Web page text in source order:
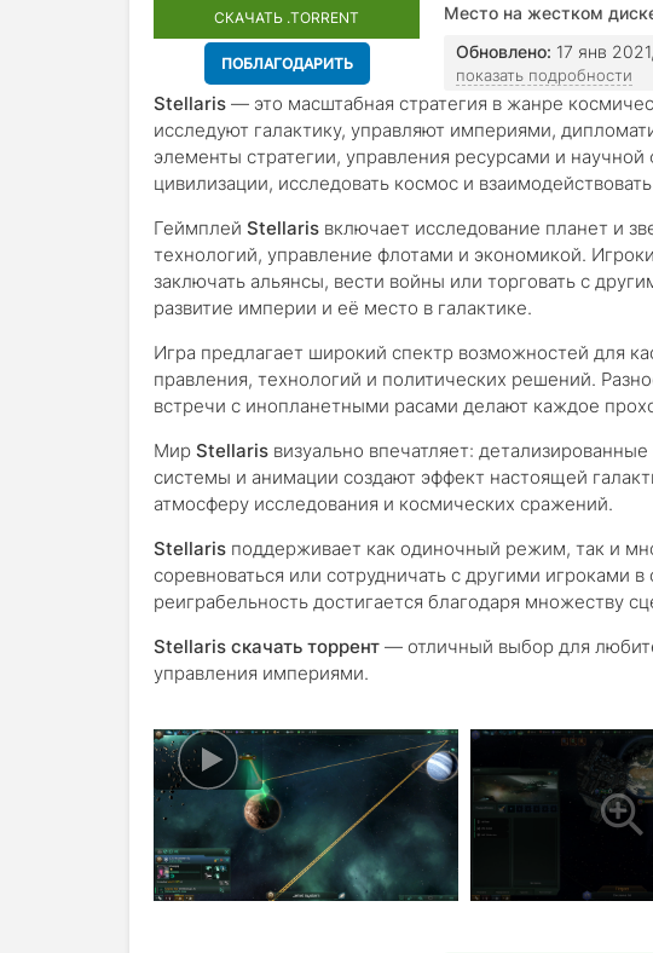
СКАЧАТЬ .TORRENT
ПОБЛАГОДАРИТЬ
available WHQL drivers
Место на жестком
Обновлено: 17 янв
показать подробности
Stellaris — это масштабная стратегия в жанре
исследуют галактику, управляют империями,
элементы стратегии, управления ресурсами и научной
цивилизации, исследовать космос и
Геймплей Stellaris включает исследование планет и
технологий, управление флотами и экономикой.
заключать альянсы, вести войны или торговать с
развитие империи и её место в галактике.
Игра предлагает широкий спектр возможностей для
правления, технологий и политических решений.
встречи с инопланетными расами делают каждое
Мир Stellaris визуально впечатляет:
системы и анимации создают эффект настоящей
атмосферу исследования и космических сражений.
Stellaris поддерживает как одиночный режим, так и
соревноваться или сотрудничать с другими игроками
реиграбельность достигается благодаря множеству
Stellaris скачать торрент — отличный выбор для
управления империями.